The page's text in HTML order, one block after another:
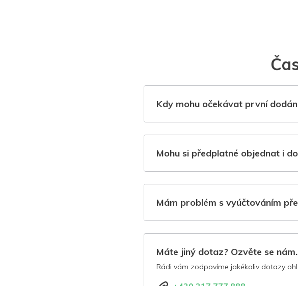
Kdy mohu očekávat první
Mohu si předplatné objednat i
Mám problém s vyúčtováním
Máte jiný dotaz? Ozvěte se nám.
Rádi vám zodpovíme jakékoliv dotazy